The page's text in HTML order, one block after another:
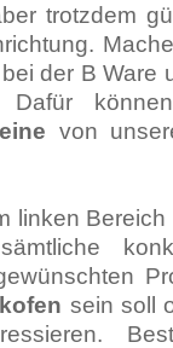
trotzdem
der B Ware
Dafür
von
linken
sein soll